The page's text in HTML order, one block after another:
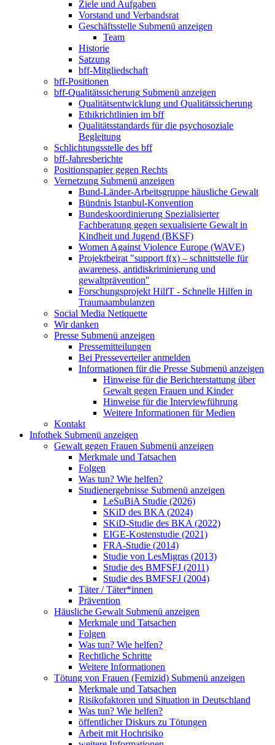
Ziele und Aufgaben
Vorstand und Verbandsrat
Geschäftsstelle Submenü anzeigen
Team
Historie
Satzung
bff-Mitgliedschaft
bff-Positionen
bff-Qualitätssicherung Submenü anzeigen
Qualitätsentwicklung und Qualitätssicherung
Ethikrichtlinien im bff
Qualitätsstandards für die psychosoziale
Begleitung
Schlichtungsstelle des bff
bff-Jahresberichte
Positionspapier gegen Rechts
Vernetzung Submenü anzeigen
Bund-Länder-Arbeitsgruppe häusliche Gewalt
Bündnis Istanbul-Konvention
Bundeskoordinierung Spezialisierter
Fachberatung gegen sexualisierte Gewalt in
Kindheit und Jugend (BKSF)
Women Against Violence Europe (WAVE)
Projektbeirat "support f(x) – schnittstelle für
awareness, antidiskriminierung und
gewaltprävention"
Forschungsprojekt HilfT - Schnelle Hilfen in
Traumaambulanzen
Social Media Netiquette
Wir danken
Presse Submenü anzeigen
Pressemitteilungen
Bei Presseverteiler anmelden
Informationen für die Presse Submenü anzeigen
Hinweise für die Berichterstattung über
Gewalt gegen Frauen und Kinder
Hinweise für die Interviewführung
Weitere Informationen für Medien
Kontakt
Infothek Submenü anzeigen
Gewalt gegen Frauen Submenü anzeigen
Merkmale und Tatsachen
Folgen
Was tun? Wie helfen?
Studienergebnisse Submenü anzeigen
LeSuBiA Studie (2026)
SKiD des BKA (2024)
SKiD-Studie des BKA (2022)
EIGE-Kostenstudie (2021)
FRA-Studie (2014)
Studie von LesMigras (2013)
Studie des BMFSFJ (2011)
Studie des BMFSFJ (2004)
Täter / Täter*innen
Prävention
Häusliche Gewalt Submenü anzeigen
Merkmale und Tatsachen
Folgen
Was tun? Wie helfen?
Rechtliche Schritte
Weitere Informationen
Tötung von Frauen (Femizid) Submenü anzeigen
Merkmale und Tatsachen
Risikofaktoren und Situation in Deutschland
Was tun? Wie helfen?
öffentlicher Diskurs zu Tötungen
Arbeit mit Hochrisiko